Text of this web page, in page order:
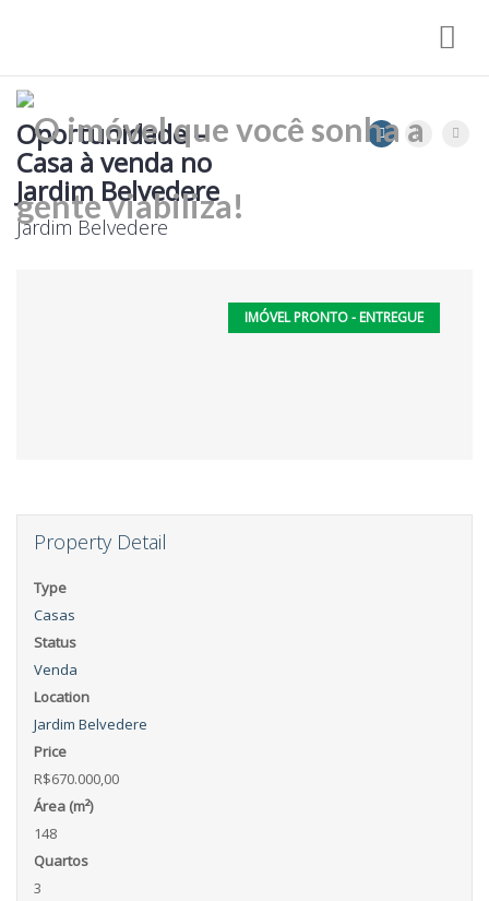
Oportunidade –
Casa à venda no
Jardim Belvedere
Jardim Belvedere
IMÓVEL PRONTO - ENTREGUE
Property Detail
Type
Casas
Status
Venda
Location
Jardim Belvedere
Price
R$670.000,00
Área (m²)
148
Quartos
3